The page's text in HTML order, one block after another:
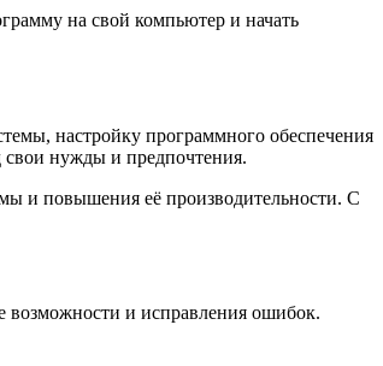
на свой компьютер и начать
настройку программного обеспечения
свои нужды и предпочтения.
и повышения её производительности. С
возможности и исправления ошибок.